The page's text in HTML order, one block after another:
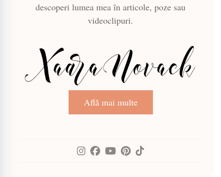
descoperi lumea mea în articole, poze sau
videoclipuri.
Află mai multe